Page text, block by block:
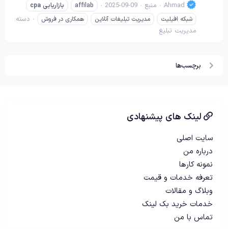
Ahmad
منبع 2025-09-09
affilab بازاریابی cpa
شبکه افیلیت
مدیریت تبلیغات آنلاین همکاری در فروش
دسته:
مدیریت تبلیغ
برچسب‌ها
لینک های پیشنهادی
سایت اصلی
درباره من
نمونه کارها
تعرفه خدمات و قیمت
وبلاگ و مقالات
خدمات خرید بک لینک
تماس با من